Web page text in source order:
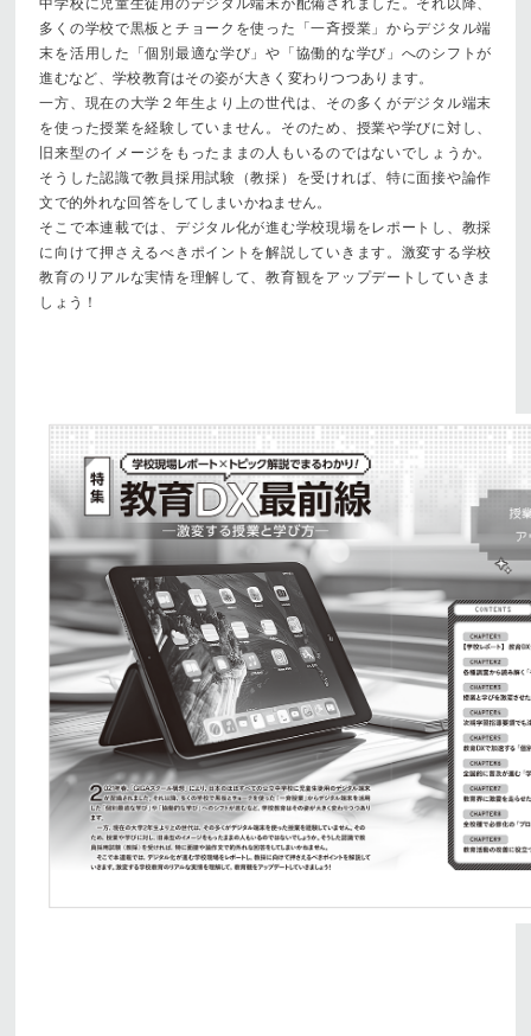
多くの学校で黒板とチョークを使った「一斉授業」からデジタル端
末を活用した「個別最適な学び」や「協働的な学び」へのシフトが
進むなど、学校教育はその姿が大きく変わりつつあります。
一方、現在の大学２年生より上の世代は、その多くがデジタル端末
を使った授業を経験していません。そのため、授業や学びに対し、
旧来型のイメージをもったままの人もいるのではないでしょうか。
そうした認識で教員採用試験（教採）を受ければ、特に面接や論作
文で的外れな回答をしてしまいかねません。
そこで本連載では、デジタル化が進む学校現場をレポートし、教採
に向けて押さえるべきポイントを解説していきます。激変する学校
教育のリアルな実情を理解して、教育観をアップデートしていきま
しょう！